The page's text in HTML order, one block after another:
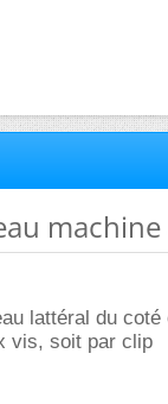
lattéral du
vis, soit par clip